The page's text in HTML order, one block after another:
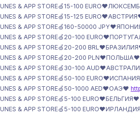
& APP STORE🍏15-100
& APP STORE🍏15-125
& APP STORE🍏160-50000
& APP STORE🍏20-100
& APP STORE🍏20-200
& APP STORE🍏20-200 PLN❤️ПОЛЬША❤️
& APP STORE🍏30-100
& APP STORE🍏50-100
& APP STORE🍏50-1000 AED❤️ОАЭ❤️
& APP STORE🍏5-100 EURO❤️БЕЛЬГИЯ❤️
& APP STORE🍏5-100